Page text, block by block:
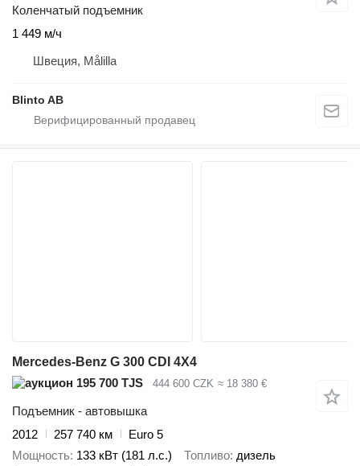
Коленчатый подъемник
1 449 м/ч
Швеция, Målilla
Blinto AB
Mercedes-Benz G 300 CDI 4X4
195 700 TJS
444 600 CZK ≈ 18 380 €
Подъемник - автовышка
2012
257 740 км
Euro 5
Мощность 133 кВт (181 л.с.) Топливо дизель